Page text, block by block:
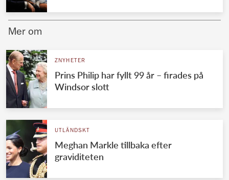
Mer om
ZNYHETER
Prins Philip har fyllt 99 år – firades på
Windsor slott
UTLÄNDSKT
Meghan Markle tillbaka efter
graviditeten